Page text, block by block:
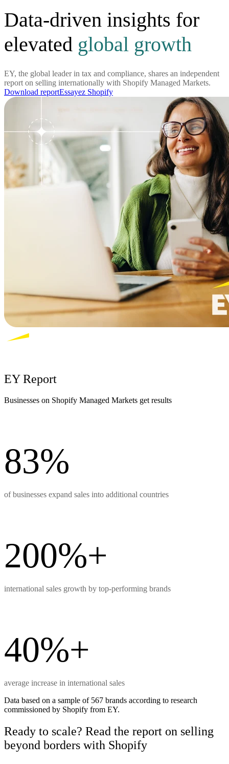
Data-driven insights for
elevated global growth
EY, the global leader in tax and compliance, shares an independent
report on selling internationally with Shopify Managed Markets.
Download reportEssayez Shopify
EY Report
Businesses on Shopify Managed Markets get results
83%
of businesses expand sales into additional countries
200%+
international sales growth by top-performing brands
40%+
average increase in international sales
Data based on a sample of 567 brands according to research
commissioned by Shopify from EY.
Ready to scale? Read the report on selling
beyond borders with Shopify